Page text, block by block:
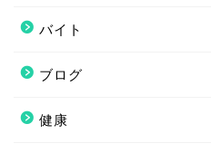
バイト
ブログ
健康